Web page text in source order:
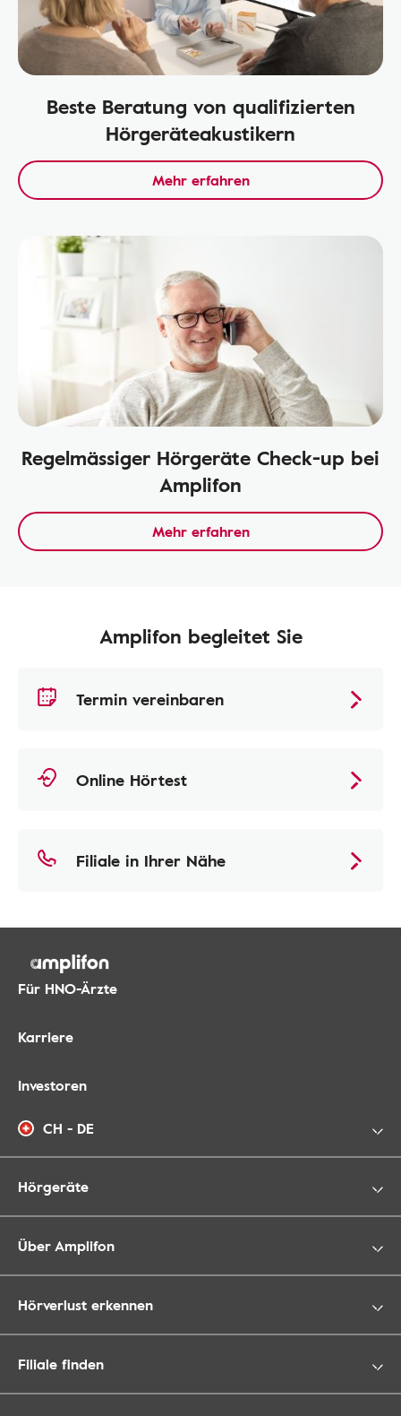
Beste Beratung von qualifizierten
Hörgeräteakustikern
Mehr erfahren
Regelmässiger Hörgeräte Check-up bei
Amplifon
Mehr erfahren
Amplifon begleitet Sie
Termin vereinbaren
Online Hörtest
Filiale in Ihrer Nähe
Für HNO-Ärzte
Karriere
Investoren
CH - DE
Hörgeräte
Über Amplifon
Hörverlust erkennen
Filiale finden